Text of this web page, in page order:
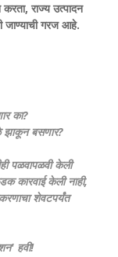
राज्य उत्पादन
जाण्याची गरज आहे.
का?
झाकून बसणार?
पळवापळवी केली
कारवाई केली नाही,
शेवटपर्यंत
हवी!